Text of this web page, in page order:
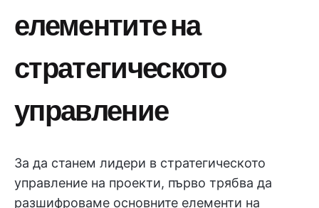
елементите на
стратегическото
управление
За да станем лидери в стратегическото
управление на проекти, първо трябва да
разшифроваме основните елементи на